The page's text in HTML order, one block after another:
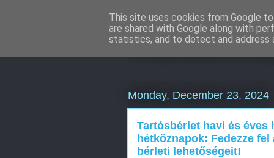
Mercedes
Monday, December 23, 2024
Tartósbérlet havi és éves
hétköznapok: Fedezze
bérleti lehetőségeit!
This site uses cookies from Google
are shared with Google along with
statistics, and to detect and address